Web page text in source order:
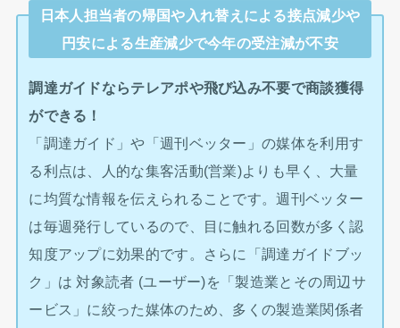
日本人担当者の帰国や入れ替えによる接点減少や
円安による生産減少で今年の受注減が不安
調達ガイドならテレアポや飛び込み不要で商談獲得
ができる！
「調達ガイド」や「週刊ベッター」の媒体を利用す
る利点は、人的な集客活動(営業)よりも早く、大量
に均質な情報を伝えられることです。週刊ベッター
は毎週発行しているので、目に触れる回数が多く認
知度アップに効果的です。さらに「調達ガイドブッ
ク」は 対象読者 (ユーザー)を「製造業とその周辺サ
ービス」に絞った媒体のため、多くの製造業関係者